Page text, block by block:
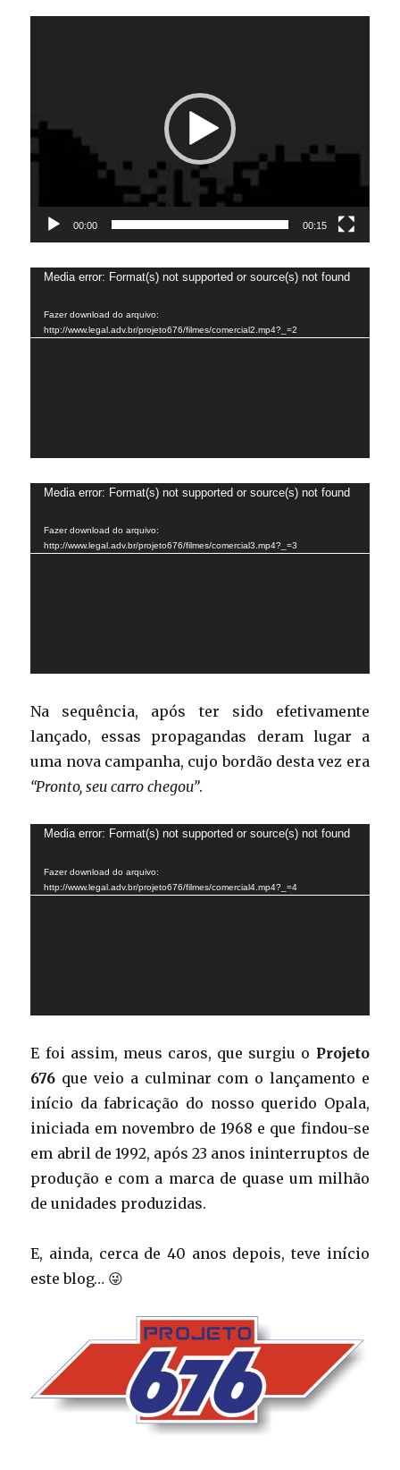
00:00 00:15
Tocador
vídeo
Media error: Format(s) not supported or source(s) not found
Fazer download do arquivo:
http://www.legal.adv.br/projeto676/filmes/comercial2.mp4?_=2
Tocador
vídeo
Media error: Format(s) not supported or source(s) not found
Fazer download do arquivo:
http://www.legal.adv.br/projeto676/filmes/comercial3.mp4?_=3
Na sequência, após ter sido efetivamente
lançado, essas propagandas deram lugar a
uma nova campanha, cujo bordão desta vez era
“Pronto, seu carro chegou”.
Tocador
vídeo
Media error: Format(s) not supported or source(s) not found
Fazer download do arquivo:
http://www.legal.adv.br/projeto676/filmes/comercial4.mp4?_=4
E foi assim, meus caros, que surgiu o Projeto
676 que veio a culminar com o lançamento e
início da fabricação do nosso querido Opala,
iniciada em novembro de 1968 e que findou-se
em abril de 1992, após 23 anos ininterruptos de
produção e com a marca de quase um milhão
de unidades produzidas.
E, ainda, cerca de 40 anos depois, teve início
este blog… 😜